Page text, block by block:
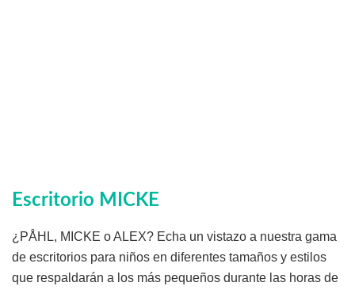
Escritorio MICKE
¿PÅHL, MICKE o ALEX? Echa un vistazo a nuestra gama
de escritorios para niños en diferentes tamaños y estilos
que respaldarán a los más pequeños durante las horas de